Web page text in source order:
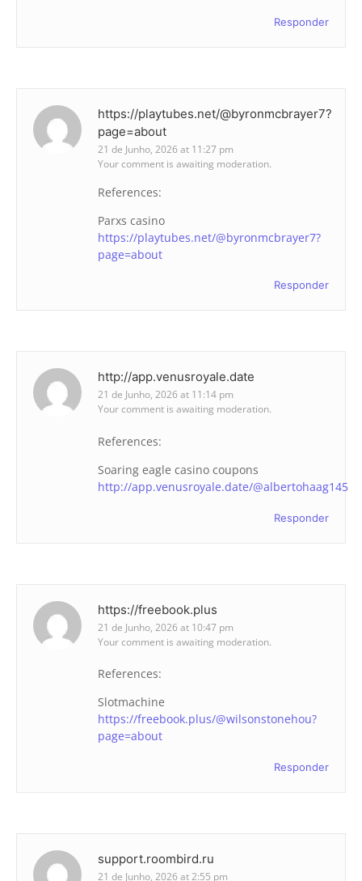
Responder
https://playtubes.net/@byronmcbrayer7?
page=about
21 de Junho, 2026 at 11:27 pm
Your comment is awaiting moderation.
References:
Parxs casino
https://playtubes.net/@byronmcbrayer7?
page=about
Responder
http://app.venusroyale.date
21 de Junho, 2026 at 11:14 pm
Your comment is awaiting moderation.
References:
Soaring eagle casino coupons
http://app.venusroyale.date/@albertohaag145
Responder
https://freebook.plus
21 de Junho, 2026 at 10:47 pm
Your comment is awaiting moderation.
References:
Slotmachine
https://freebook.plus/@wilsonstonehou?
page=about
Responder
support.roombird.ru
21 de Junho, 2026 at 2:55 pm